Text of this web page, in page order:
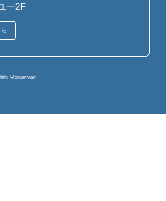
ー2F
Reserved.